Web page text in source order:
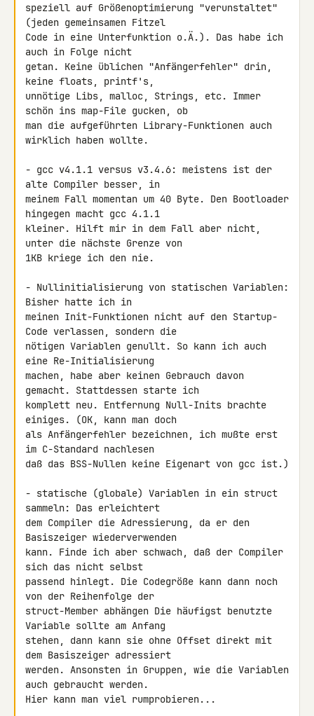
speziell auf Größenoptimierung "verunstaltet"
(jeden gemeinsamen Fitzel
Code in eine Unterfunktion o.Ä.). Das habe ich
auch in Folge nicht
getan. Keine üblichen "Anfängerfehler" drin,
keine floats, printf's,
unnötige Libs, malloc, Strings, etc. Immer
schön ins map-File gucken, ob
man die aufgeführten Library-Funktionen auch
wirklich haben wollte.
- gcc v4.1.1 versus v3.4.6: meistens ist der
alte Compiler besser, in
meinem Fall momentan um 40 Byte. Den Bootloader
hingegen macht gcc 4.1.1
kleiner. Hilft mir in dem Fall aber nicht,
unter die nächste Grenze von
1KB kriege ich den nie.
- Nullinitialisierung von statischen Variablen:
Bisher hatte ich in
meinen Init-Funktionen nicht auf den Startup-
Code verlassen, sondern die
nötigen Variablen genullt. So kann ich auch
eine Re-Initialisierung
machen, habe aber keinen Gebrauch davon
gemacht. Stattdessen starte ich
komplett neu. Entfernung Null-Inits brachte
einiges. (OK, kann man doch
als Anfängerfehler bezeichnen, ich mußte erst
im C-Standard nachlesen
daß das BSS-Nullen keine Eigenart von gcc ist.)
- statische (globale) Variablen in ein struct
sammeln: Das erleichtert
dem Compiler die Adressierung, da er den
Basiszeiger wiederverwenden
kann. Finde ich aber schwach, daß der Compiler
sich das nicht selbst
passend hinlegt. Die Codegröße kann dann noch
von der Reihenfolge der
struct-Member abhängen Die häufigst benutzte
Variable sollte am Anfang
stehen, dann kann sie ohne Offset direkt mit
dem Basiszeiger adressiert
werden. Ansonsten in Gruppen, wie die Variablen
auch gebraucht werden.
Hier kann man viel rumprobieren...